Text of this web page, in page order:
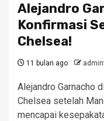
Alejandro
Konfirmasi
Chelsea!
11 bulan ago
Alejandro Garnacho
Chelsea setelah
mencapai